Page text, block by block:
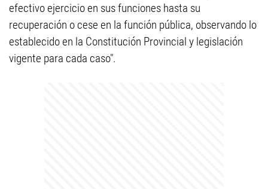
efectivo ejercicio en sus funciones hasta su
recuperación o cese en la función pública, observando lo
establecido en la Constitución Provincial y legislación
vigente para cada caso".